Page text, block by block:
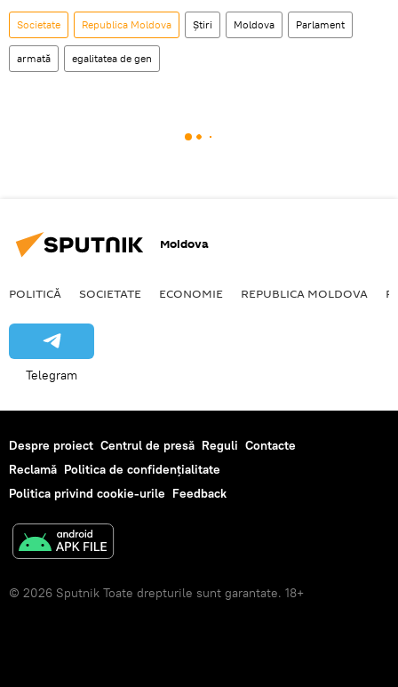
Societate Republica Moldova Știri Moldova Parlament
armată egalitatea de gen
Moldova
POLITICĂ SOCIETATE ECONOMIE REPUBLICA MOLDOVA
Telegram
Despre proiect Centrul de presă Reguli Contacte
Reclamă Politica de confidențialitate
Politica privind cookie-urile Feedback
© 2026 Sputnik Toate drepturile sunt garantate. 18+